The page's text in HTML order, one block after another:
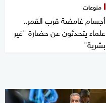
منوعات
أجسام غامضة قرب القمر..
علماء يتحدثون عن حضارة "غير
بشرية"